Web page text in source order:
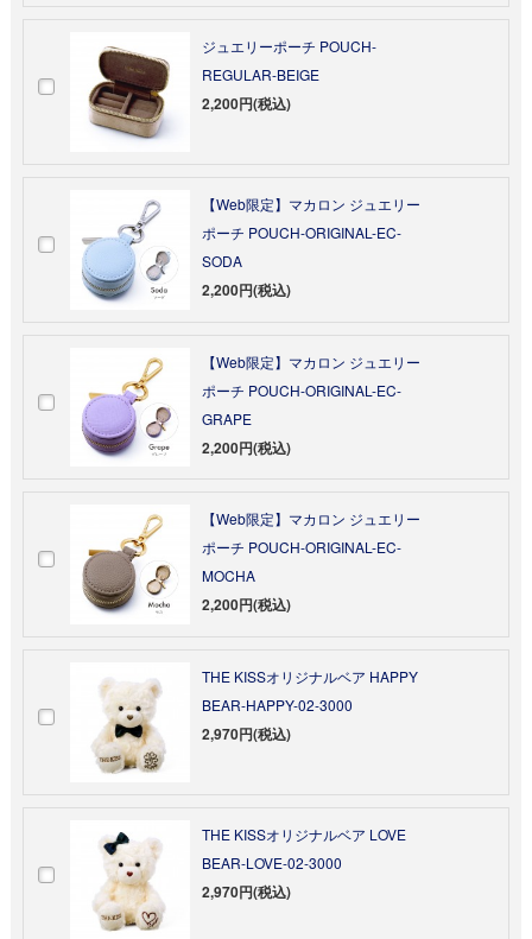
ジュエリーポーチ POUCH-
REGULAR-BEIGE
2,200円(税込)
【Web限定】マカロン ジュエリー
ポーチ POUCH-ORIGINAL-EC-
SODA
2,200円(税込)
【Web限定】マカロン ジュエリー
ポーチ POUCH-ORIGINAL-EC-
GRAPE
2,200円(税込)
【Web限定】マカロン ジュエリー
ポーチ POUCH-ORIGINAL-EC-
MOCHA
2,200円(税込)
THE KISSオリジナルベア HAPPY
BEAR-HAPPY-02-3000
2,970円(税込)
THE KISSオリジナルベア LOVE
BEAR-LOVE-02-3000
2,970円(税込)